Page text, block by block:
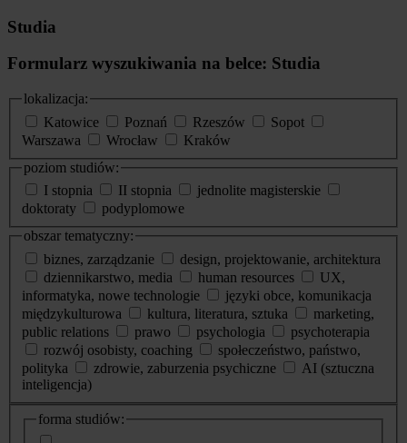
Studia
Formularz wyszukiwania na belce: Studia
lokalizacja:
Katowice
Poznań Rzeszów
Sopot
Warszawa
Wrocław
Kraków
poziom studiów:
I stopnia
II stopnia
jednolite magisterskie
doktoraty
podyplomowe
obszar tematyczny:
biznes, zarządzanie
design, projektowanie, architektura
dziennikarstwo, media
human resources
UX,
informatyka, nowe technologie
języki obce, komunikacja
międzykulturowa
kultura, literatura, sztuka
marketing,
public relations
prawo psychologia
psychoterapia
rozwój osobisty, coaching
społeczeństwo, państwo,
polityka
zdrowie, zaburzenia psychiczne
AI (sztuczna
inteligencja)
dodatkowe
informacje
forma studiów: